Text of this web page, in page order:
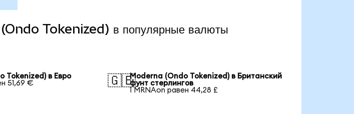
(Ondo Tokenized) в популярные валюты
Tokenized) в Евро
51,69 €
🇬🇧Moderna (Ondo Tokenized) в Британский
фунт стерлингов
1 MRNAon равен 44,28 £